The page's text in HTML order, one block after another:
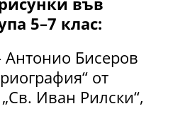
5–7 клас:
Антонио Бисеров
от
Иван Рилски“,